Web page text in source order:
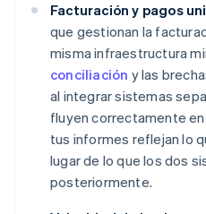
Facturación y pagos
que gestionan la
misma infraestructura
conciliación y las
al integrar sistemas
fluyen correctamente
tus informes reflejan lo
lugar de lo que los dos
posteriormente.